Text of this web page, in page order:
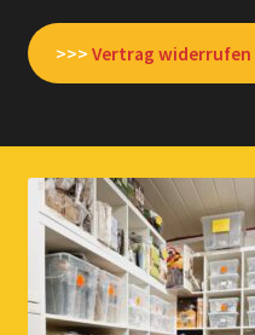
>>> Vertrag widerrufen